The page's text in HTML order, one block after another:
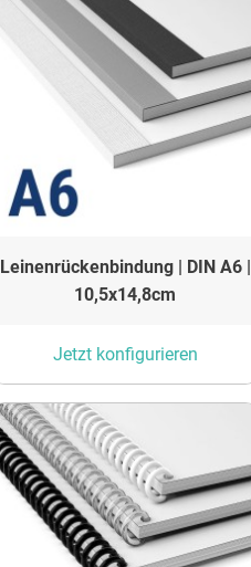
Leinenrückenbindung | DIN A6 |
10,5x14,8cm
Jetzt konfigurieren